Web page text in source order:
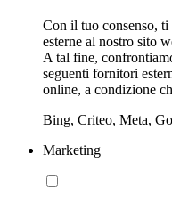
Con il tuo consenso,
esterne al nostro sito
A tal fine,
seguenti fornitori
online, a condizione
Bing, Criteo, Meta,
Marketing